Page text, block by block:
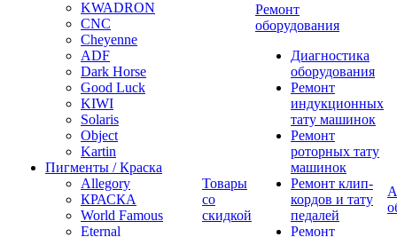
KWADRON
CNC
Cheyenne
ADF
Dark Horse
Good Luck
KIWI
Solaris
Object
Kartin
Пигменты / Краска
Allegory
КРАСКА
World Famous
Eternal
Товары
со
скидкой
Ремонт
оборудования
Диагностика
оборудования
Ремонт
индукционных
тату машинок
Ремонт
роторных тату
машинок
Ремонт клип-
кордов и тату
педалей
Ремонт